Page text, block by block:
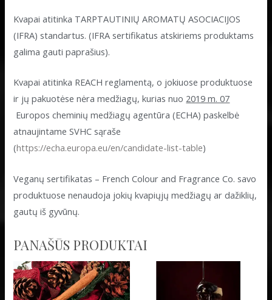
Kvapai atitinka TARPTAUTINIŲ AROMATŲ ASOCIACIJOS
(IFRA) standartus. (IFRA sertifikatus atskiriems produktams
galima gauti paprašius).
Kvapai atitinka REACH reglamentą, o jokiuose produktuose
ir jų pakuotėse nėra medžiagų, kurias nuo 2019 m. 07
Europos cheminių medžiagų agentūra (ECHA) paskelbė
atnaujintame SVHC sąraše
(https://echa.europa.eu/en/candidate-list-table)
Veganų sertifikatas – French Colour and Fragrance Co. savo
produktuose nenaudoja jokių kvapiųjų medžiagų ar dažiklių,
gautų iš gyvūnų.
PANAŠŪS PRODUKTAI